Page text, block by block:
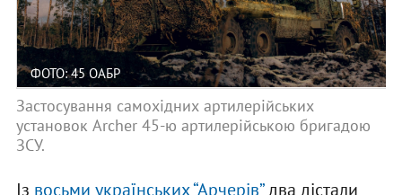
ФОТО: 45 ОАБР
Застосування самохідних артилерійських
установок Archer 45-ю артилерійською бригадою
ЗСУ.
Із восьми українських “Арчерів”два дістали